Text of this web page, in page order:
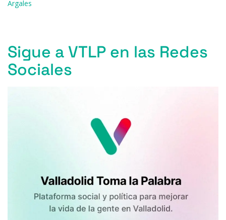
Argales
Sigue a VTLP en las Redes
Sociales